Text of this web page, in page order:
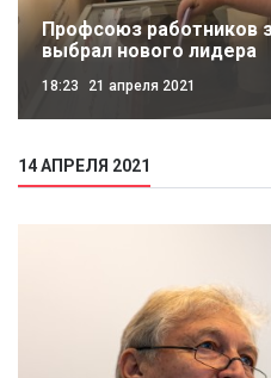
Профсоюз работников
выбрал нового лидера
18:23 21 апреля 2021
14 АПРЕЛЯ 2021